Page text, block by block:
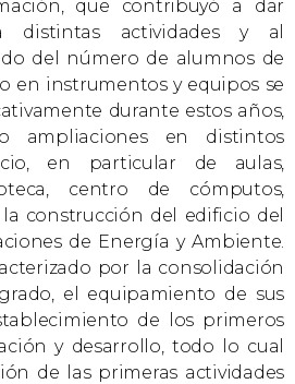
que contribuyó a dar
distintas actividades y al
del número de alumnos de
en instrumentos y equipos se
durante estos años,
ampliaciones en distintos
en particular de aulas,
centro de cómputos,
la construcción del edificio del
de Energía y Ambiente.
por la consolidación
el equipamiento de sus
de los primeros
y desarrollo, todo lo cual
de las primeras actividades